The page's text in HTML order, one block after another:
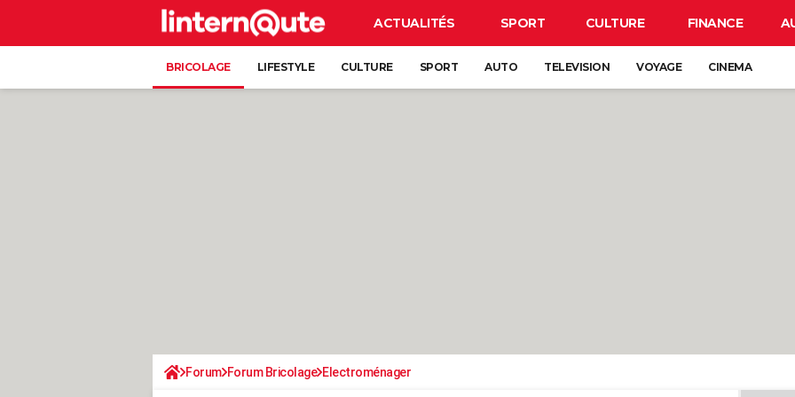
ACTUALITÉS SPORT CULTURE FINANCE
BRICOLAGE LIFESTYLE CULTURE SPORT AUTO TELEVISION VOYAGE CINEMA
Forum Forum Bricolage Electroménager